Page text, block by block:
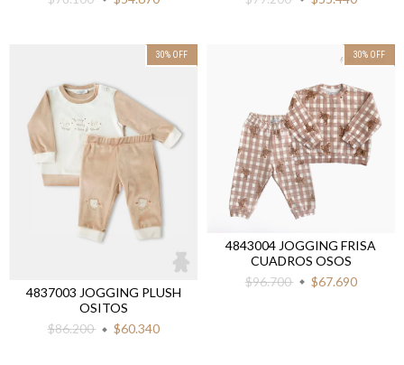
30% OFF
4837003 JOGGING PLUSH
OSITOS
$86.200
$60.340
30% OFF
4843004 JOGGING FRISA
CUADROS OSOS
$96.700
$67.690